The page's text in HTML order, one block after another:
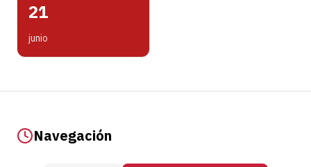
21
junio
Navegación